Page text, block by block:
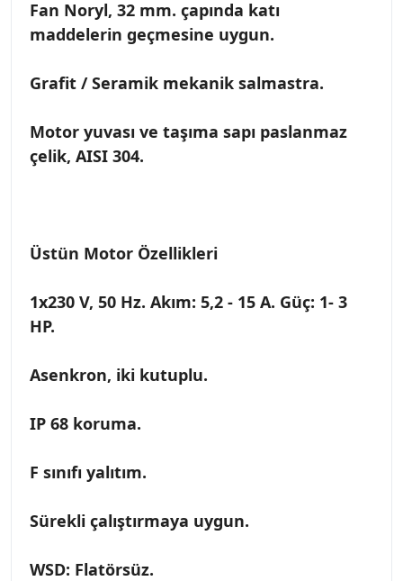
Fan Noryl, 32 mm. çapında katı
maddelerin geçmesine uygun.
Grafit / Seramik mekanik salmastra.
Motor yuvası ve taşıma sapı paslanmaz
çelik, AISI 304.
Üstün Motor Özellikleri
1x230 V, 50 Hz. Akım: 5,2 - 15 A. Güç: 1- 3
HP.
Asenkron, iki kutuplu.
IP 68 koruma.
F sınıfı yalıtım.
Sürekli çalıştırmaya uygun.
WSD: Flatörsüz.